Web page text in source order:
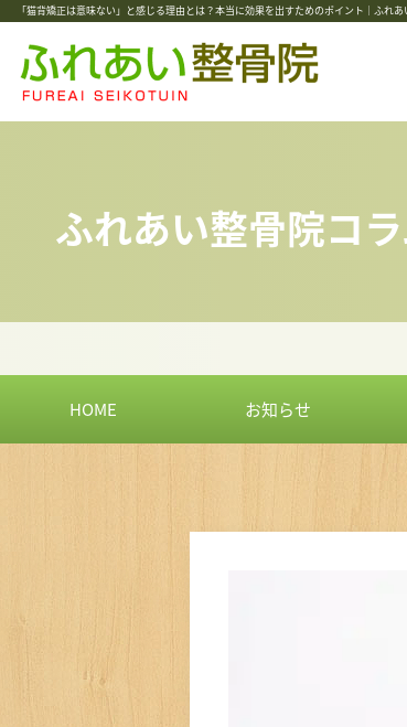
「猫背矯正は意味ない」と感じる理由とは？本当に効果を出すためのポイント｜ふれ
ふれあい整骨院コ
HOME お知らせ